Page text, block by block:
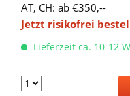
AT, CH: ab €350,--
Jetzt risikofrei
Lieferzeit ca. 10-12